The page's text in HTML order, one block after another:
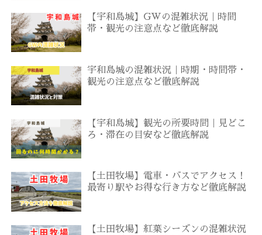
【宇和島城】GWの混雑状況｜時間
帯・観光の注意点など徹底解説
宇和島城の混雑状況｜時期・時間帯・
観光の注意点など徹底解説
【宇和島城】観光の所要時間｜見どこ
ろ・滞在の目安など徹底解説
【土田牧場】電車・バスでアクセス！
最寄り駅やお得な行き方など徹底解説
【土田牧場】紅葉シーズンの混雑状況